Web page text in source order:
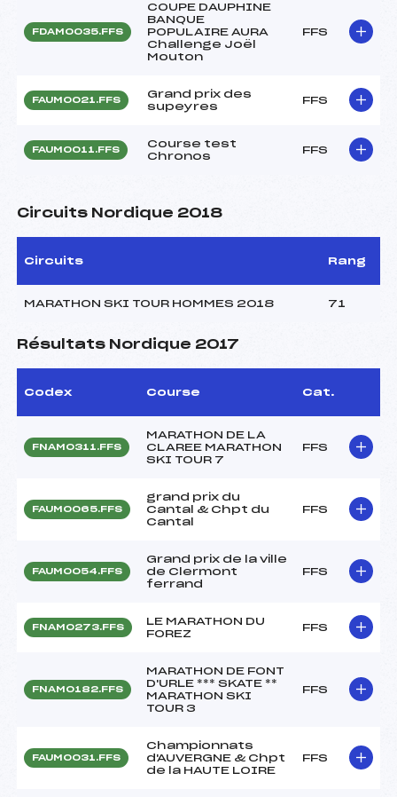
FDAM0035.FFS
COUPE DAUPHINE
BANQUE
POPULAIRE AURA
Challenge Joël
Mouton
FFS
FAUM0021.FFS
Grand prix des
supeyres
FFS
FAUM0011.FFS
Course test
Chronos
FFS
Circuits Nordique 2018
Circuits Rang
MARATHON SKI TOUR HOMMES 2018 71
Résultats Nordique 2017
Codex Course Cat.
FNAM0311.FFS
MARATHON DE LA
CLAREE MARATHON
SKI TOUR 7
FFS
FAUM0065.FFS
grand prix du
Cantal & Chpt du
Cantal
FFS
FAUM0054.FFS
Grand prix de la ville
de Clermont
ferrand
FFS
FNAM0273.FFS
LE MARATHON DU
FOREZ
FFS
FNAM0182.FFS
MARATHON DE FONT
D'URLE *** SKATE **
MARATHON SKI
TOUR 3
FFS
FAUM0031.FFS
Championnats
d'AUVERGNE & Chpt
de la HAUTE LOIRE
FFS